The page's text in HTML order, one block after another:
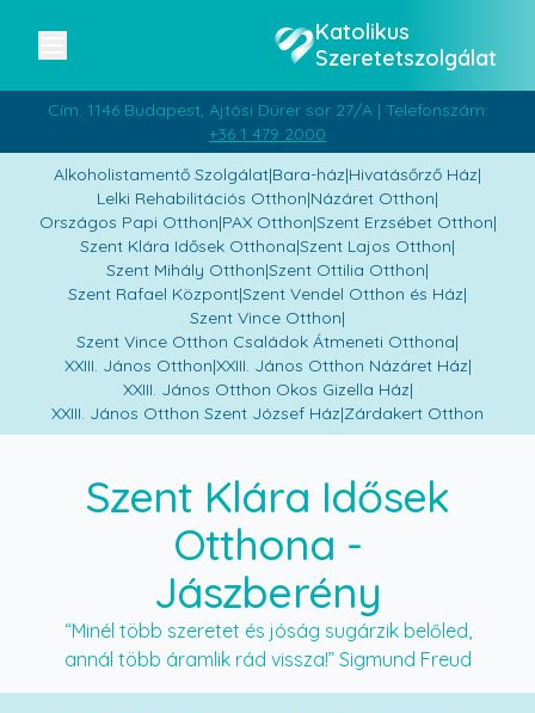
Katolikus
Szeretetszolgálat
Cím: 1146 Budapest, Ajtósi Dürer sor 27/A | Telefonszám:
+36 1 479 2000
Alkoholistamentő Szolgálat|Bara-ház|Hivatásőrző Ház|
Lelki Rehabilitációs Otthon|Názáret Otthon|
Országos Papi Otthon|PAX Otthon|Szent Erzsébet Otthon|
Szent Klára Idősek Otthona|Szent Lajos Otthon|
Szent Mihály Otthon|Szent Ottilia Otthon|
Szent Rafael Központ|Szent Vendel Otthon és Ház|
Szent Vince Otthon|
Szent Vince Otthon Családok Átmeneti Otthona|
XXIII. János Otthon|XXIII. János Otthon Názáret Ház|
XXIII. János Otthon Okos Gizella Ház|
XXIII. János Otthon Szent József Ház|Zárdakert Otthon
Szent Klára Idősek
Otthona -
Jászberény
“Minél több szeretet és jóság sugárzik belőled,
annál több áramlik rád vissza!” Sigmund Freud